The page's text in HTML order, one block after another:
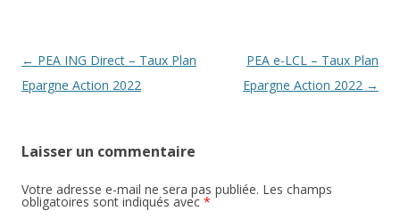
Navigation
des
← PEA ING Direct – Taux Plan
Epargne Action 2022
PEA e-LCL – Taux Plan
Epargne Action 2022 →
Laisser un commentaire
Votre adresse e-mail ne sera pas publiée. Les champs
obligatoires sont indiqués avec *